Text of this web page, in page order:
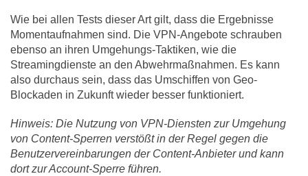
Wie bei allen Tests dieser Art gilt, dass die Ergebnisse
Momentaufnahmen sind. Die VPN-Angebote schrauben
ebenso an ihren Umgehungs-Taktiken, wie die
Streamingdienste an den Abwehrmaßnahmen. Es kann
also durchaus sein, dass das Umschiffen von Geo-
Blockaden in Zukunft wieder besser funktioniert.
Hinweis: Die Nutzung von VPN-Diensten zur Umgehung
von Content-Sperren verstößt in der Regel gegen die
Benutzervereinbarungen der Content-Anbieter und kann
dort zur Account-Sperre führen.